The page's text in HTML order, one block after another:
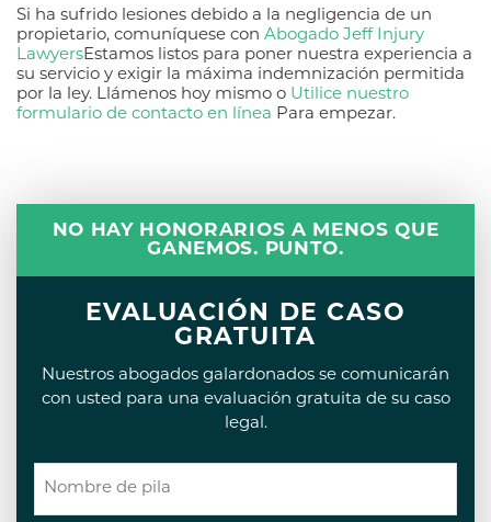
Si ha sufrido lesiones debido a la negligencia de un
propietario, comuníquese con Abogado Jeff Injury
LawyersEstamos listos para poner nuestra experiencia a
su servicio y exigir la máxima indemnización permitida
por la ley. Llámenos hoy mismo o Utilice nuestro
formulario de contacto en línea Para empezar.
NO HAY HONORARIOS A MENOS QUE
GANEMOS. PUNTO.
EVALUACIÓN DE CASO
GRATUITA
Nuestros abogados galardonados se comunicarán
con usted para una evaluación gratuita de su caso
legal.